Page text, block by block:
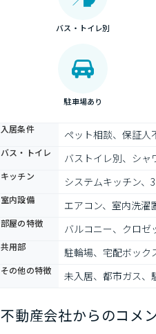
バス・トイレ別
駐車場あり
入居条件 ペット相談、保証人
バス・トイレ バストイレ別、シャ
キッチン システムキッチン、
室内設備 エアコン、室内洗濯
部屋の特徴 バルコニー、クロゼ
共用部 駐輪場、宅配ボック
その他の特徴 未入居、都市ガス、
不動産会社からのコメ